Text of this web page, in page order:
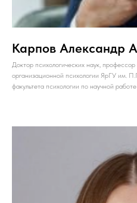
Карпов Александр
Доктор психологических наук,
организационной психологии ЯрГУ им.
факультета психологии по научной работе